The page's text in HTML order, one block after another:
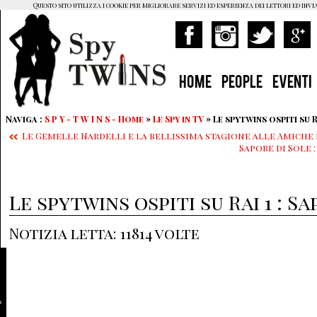
HOME PEOPLE EVENTI
Naviga : S P Y - T W I N S - Home »Le Spy in TV» Le spytwins ospiti su
Le Gemelle Nardelli e la bellissima stagione alle Amiche
Sapore di Sole
Le spytwins ospiti su Rai 1 :
Notizia letta: 11814 volte
Questo sito utilizza i cookie per migliorare servizi ed esperienza dei lettori ed